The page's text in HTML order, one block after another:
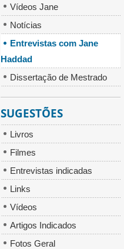
Vídeos Jane
Notícias
Entrevistas com Jane
Haddad
Dissertação de Mestrado
SUGESTÕES
Livros
Filmes
Entrevistas indicadas
Links
Vídeos
Artigos Indicados
Fotos Geral